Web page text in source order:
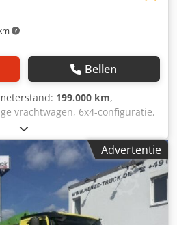
Bellen
199.000 km,
vrachtwagen, 6x4-configuratie,
betonpomp met een 27
en een handgeschakelde
aan de Euro 5-norm. Cedpozrn
van het voertuig is
onnauwkeurigheden bevatten.
contact met ons op te nemen om
te controleren.
Advertentie